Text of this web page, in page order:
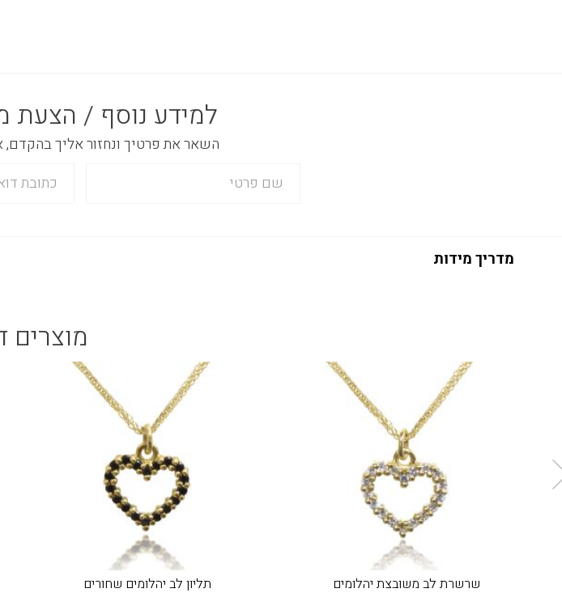
למידע נוסף / הצעת
השאר את פרטיך ונחזור אליך בהקדם, או
מדריך מידות
מוצרים
שרשרת לב משובצת יהלומים
תליון לב יהלומים שחורים